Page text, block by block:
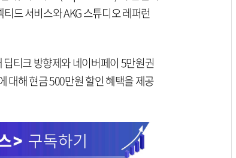
드 서비스와 AKG 스튜디오 레퍼런
티크 방향제와 네이버페이 5만원권
대해 현금 500만원 할인 혜택을 제공